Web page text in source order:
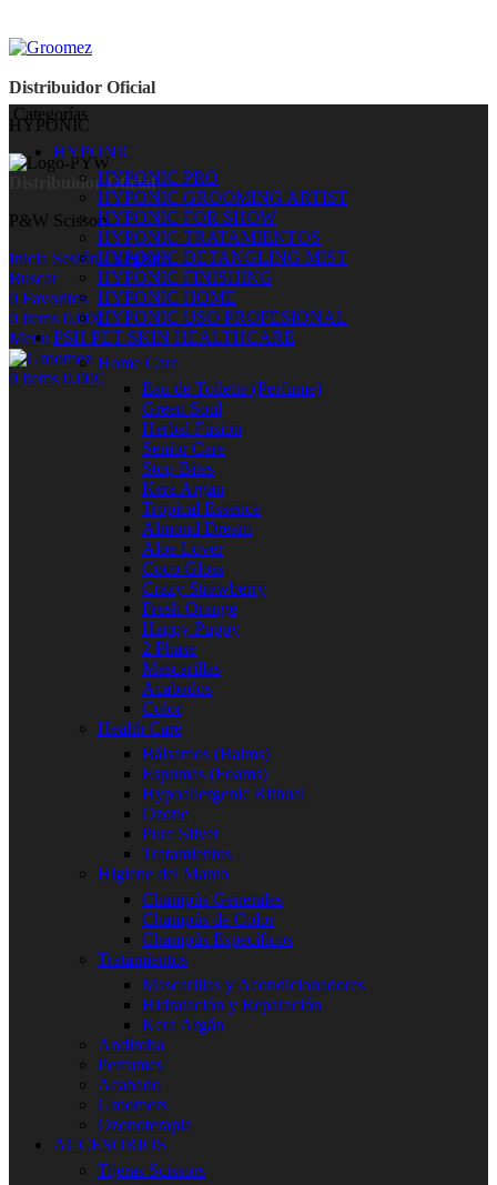
Distribuidor Oficial
HYPONIC
Distribuidor Oficial
P&W Scissors
Inicia Sesión / Registro
Buscar
0 Favoritos
0 items 0,00€
Menu
0 items 0,00€
Categorías
HYPONIC
HYPONIC PRO
HYPONIC GROOMING ARTIST
HYPONIC FOR SHOW
HYPONIC TRATAMIENTOS
HYPONIC DETANGLING MIST
HYPONIC FINISHING
HYPONIC HOME
HYPONIC USO PROFESIONAL
PSH PET SKIN HEALTHCARE
Home Care
Eau de Toilette (Perfume)
Green Soul
Herbal Fusion
Senior Care
Stop Bites
Kera Argan
Tropical Essence
Almond Dream
Aloe Lover
Coco Gloss
Crazy Strawberry
Fresh Orange
Happy Puppy
2 Phase
Mascarillas
Acabados
Color
Health Care
Bálsamos (Balms)
Espumas (Foams)
Hypoallergenic Rithual
Ozone
Pure Silver
Tratamientos
Higiene del Manto
Champús Generales
Champús de Color
Champús Específicos
Tratamientos
Mascarillas y Acondicionadores
Hidratación y Reparación
Kera Argán
Andiroba
Perfumes
Acabado
Groomers
Ozonoterapia
ACCESORIOS
Tijeras Scissors